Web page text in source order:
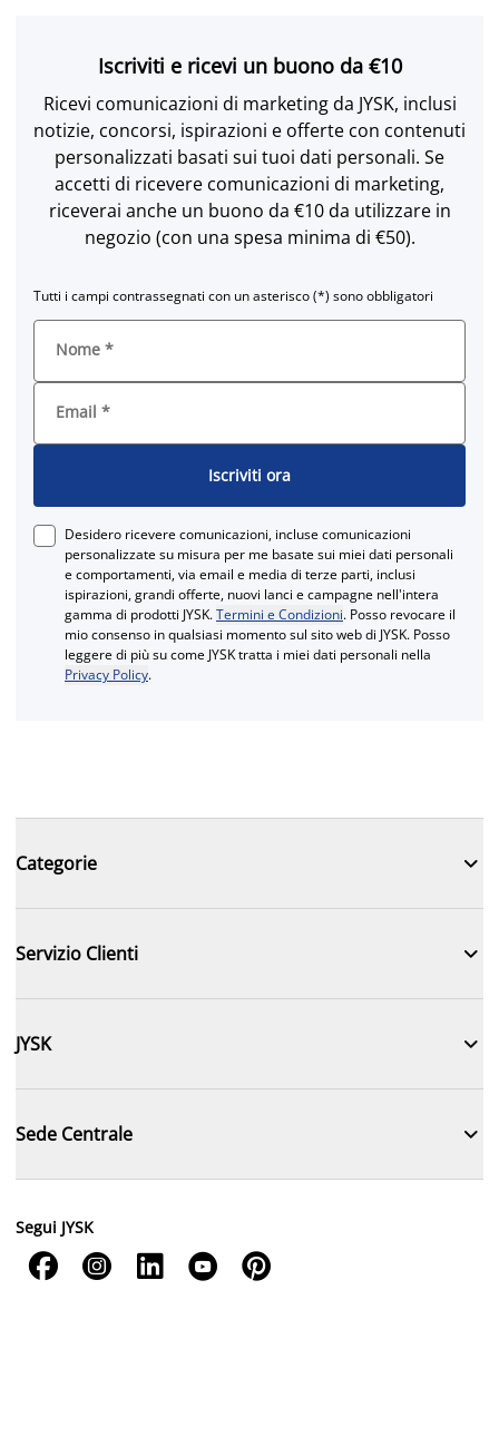
Iscriviti e ricevi un buono da €10
Ricevi comunicazioni di marketing da JYSK, inclusi
notizie, concorsi, ispirazioni e offerte con contenuti
personalizzati basati sui tuoi dati personali. Se
accetti di ricevere comunicazioni di marketing,
riceverai anche un buono da €10 da utilizzare in
negozio (con una spesa minima di €50).
Tutti i campi contrassegnati con un asterisco (*) sono obbligatori
Nome *
Email *
Iscriviti ora
Desidero ricevere comunicazioni, incluse comunicazioni
personalizzate su misura per me basate sui miei dati personali
e comportamenti, via email e media di terze parti, inclusi
ispirazioni, grandi offerte, nuovi lanci e campagne nell'intera
gamma di prodotti JYSK.Termini e Condizioni. Posso revocare il
mio consenso in qualsiasi momento sul sito web di JYSK. Posso
leggere di più su come JYSK tratta i miei dati personali nella
Privacy Policy.
Categorie 
Servizio Clienti 
JYSK 
Sede Centrale 
Segui JYSK
    